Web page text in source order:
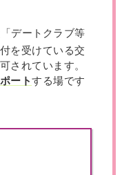
デートクラブ等
を受けている交
されています。
ートする場です